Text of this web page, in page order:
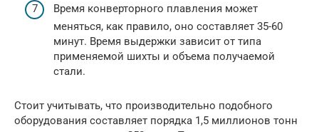
Время конверторного плавления может
меняться, как правило, оно составляет 35-60
минут. Время выдержки зависит от типа
применяемой шихты и объема получаемой
стали.
Стоит учитывать, что производительно подобного
оборудования составляет порядка 1,5 миллионов тонн